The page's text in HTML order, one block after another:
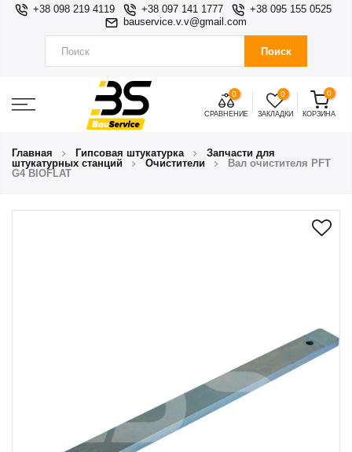
+38 098 219 4119 +38 097 141 1777
+38 095 155 0525
bauservice.v.v@gmail.com
Поиск
0
СРАВНЕНИЕ
0
ЗАКЛАДКИ
0
КОРЗИНА
Главная Гипсовая штукатурка
Запчасти для
штукатурных станций
Очистители
Вал очистителя PFT
G4 BIOFLAT